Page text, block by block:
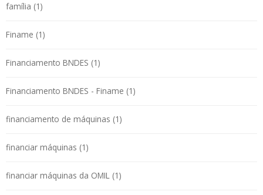
família (1)
Finame (1)
Financiamento BNDES (1)
Financiamento BNDES - Finame (1)
financiamento de máquinas (1)
financiar máquinas (1)
financiar máquinas da OMIL (1)